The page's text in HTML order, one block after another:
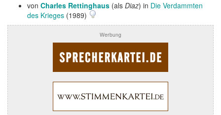
von Charles Rettinghaus (als Diaz) in Die Verdammten
des Krieges (1989)
Werbung